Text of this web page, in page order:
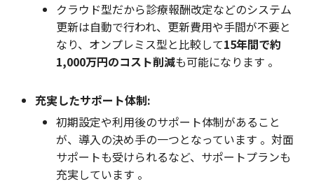
クラウド型だから診療報酬改定などのシステム
更新は自動で行われ、更新費用や手間が不要と
なり、オンプレミス型と比較して15年間で約
1,000万円のコスト削減も可能になります 。
充実したサポート体制:
初期設定や利用後のサポート体制があること
が、導入の決め手の一つとなっています 。対面
サポートも受けられるなど、サポートプランも
充実しています 。